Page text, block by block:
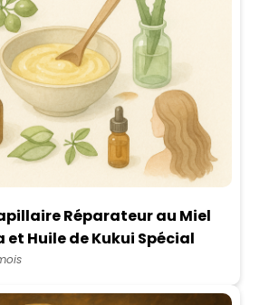
Réparateur au Miel
et Huile de Kukui Spécial